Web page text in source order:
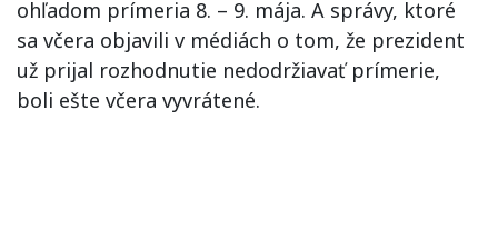
ohľadom prímeria 8. – 9. mája. A správy, ktoré
sa včera objavili v médiách o tom, že prezident
už prijal rozhodnutie nedodržiavať prímerie,
boli ešte včera vyvrátené.